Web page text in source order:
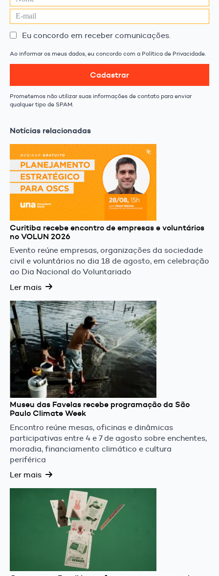
Eu concordo em receber comunicações.
Ao informar os meus dados, eu concordo com a Política de Privacidade.
Cadastrar
Prometemos não utilizar suas informações de contato para enviar
qualquer tipo de SPAM.
Notícias relacionadas
Curitiba recebe encontro de empresas e voluntários
no VOLUN 2026
Evento reúne empresas, organizações da sociedade
civil e voluntários no dia 18 de agosto, em celebração
ao Dia Nacional do Voluntariado
Ler mais
Museu das Favelas recebe programação da São
Paulo Climate Week
Encontro reúne mesas, oficinas e dinâmicas
participativas entre 4 e 7 de agosto sobre enchentes,
moradia, financiamento climático e cultura
periférica
Ler mais